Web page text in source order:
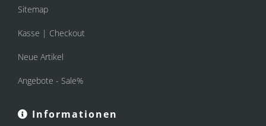
Sitemap
Kasse | Checkout
Neue Artikel
Angebote - Sale%
Informationen